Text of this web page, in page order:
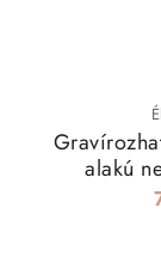
alakú